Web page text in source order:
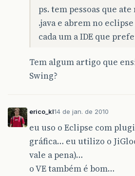
ps. tem pessoas que ate
.java e abrem no
cada um a IDE que
Tem algum artigo que
Swing?
erico_kl14 de jan. de 2010
eu uso o Eclipse com
gráfica… eu utilizo o
vale a pena)…
o VE também é bom…